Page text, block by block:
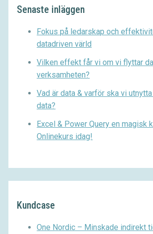
Senaste inläggen
Fokus på ledarskap och
datadriven värld
Vilken effekt får vi om vi flyttar
verksamheten?
Vad är data & varför ska vi
data?
Excel & Power Query en magisk
Onlinekurs idag!
Kundcase
One Nordic – Minskade indirekt